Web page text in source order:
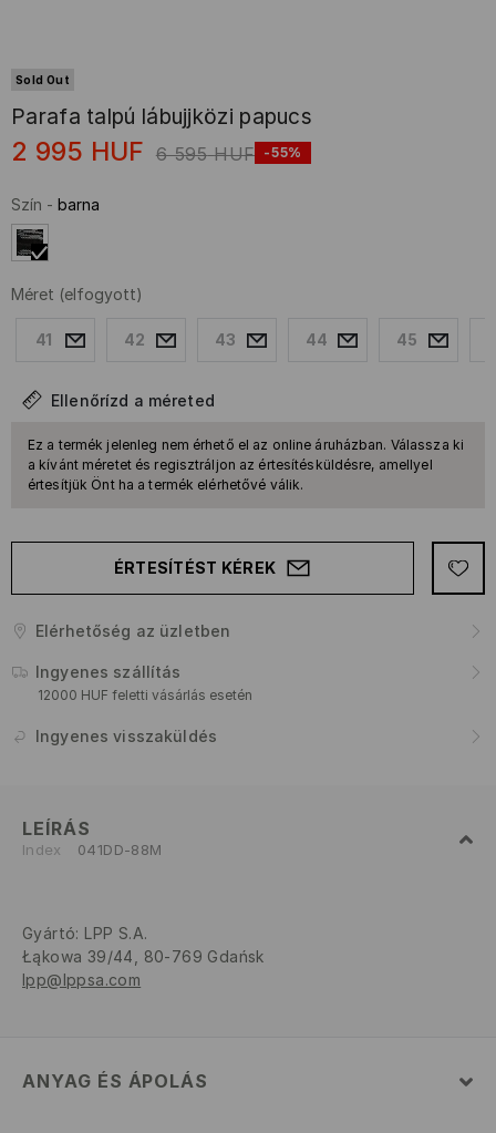
Sold Out
Parafa talpú lábujjközi papucs
2 995 HUF 6 595 HUF -55%
Szín - barna
Méret (elfogyott)
41 42 43 44 45
Ellenőrízd a méreted
Ez a termék jelenleg nem érhető el az online áruházban. Válassza ki
a kívánt méretet és regisztráljon az értesítésküldésre, amellyel
értesítjük Önt ha a termék elérhetővé válik.
ÉRTESÍTÉST KÉREK
Elérhetőség az üzletben
Ingyenes szállítás
12000 HUF feletti vásárlás esetén
Ingyenes visszaküldés
LEÍRÁS
Index 041DD-88M
Gyártó: LPP S.A.
Łąkowa 39/44, 80-769 Gdańsk
lpp@lppsa.com
ANYAG ÉS ÁPOLÁS